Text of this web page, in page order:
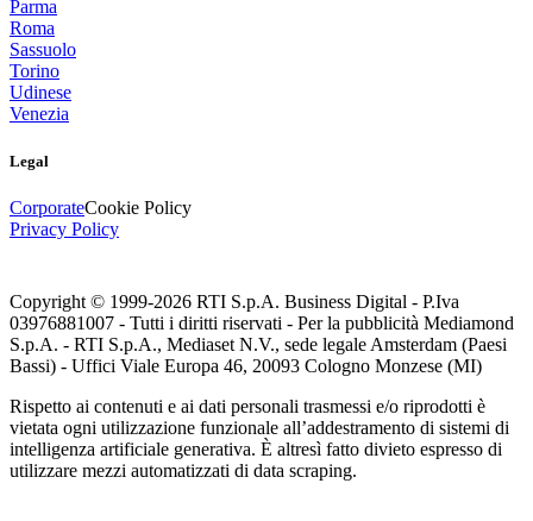
Parma
Roma
Sassuolo
Torino
Udinese
Venezia
Legal
CorporateCookie Policy
Privacy Policy
Copyright © 1999-2026 RTI S.p.A. Business Digital - P.Iva
03976881007 - Tutti i diritti riservati - Per la pubblicità Mediamond
S.p.A. - RTI S.p.A., Mediaset N.V., sede legale Amsterdam (Paesi
Bassi) - Uffici Viale Europa 46, 20093 Cologno Monzese (MI)
Rispetto ai contenuti e ai dati personali trasmessi e/o riprodotti è
vietata ogni utilizzazione funzionale all’addestramento di sistemi di
intelligenza artificiale generativa. È altresì fatto divieto espresso di
utilizzare mezzi automatizzati di data scraping.